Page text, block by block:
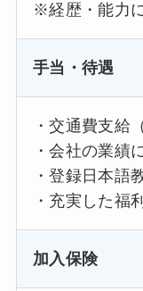
※経歴・能力
手当・待遇
・交通費支給
・会社の業績
・登録日本語
・充実した福
加入保険